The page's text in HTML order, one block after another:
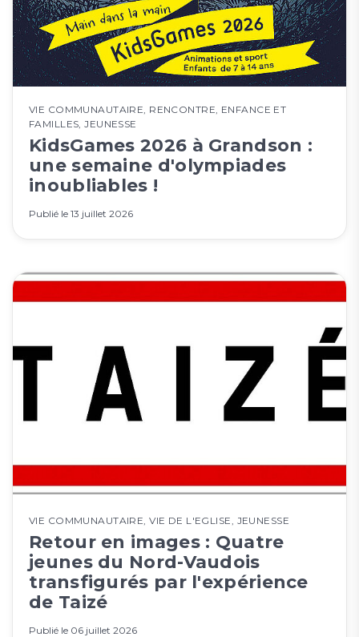
VIE COMMUNAUTAIRE RENCONTRE ENFANCE ET
FAMILLES ,JEUNESSE
KidsGames 2026 à Grandson :
une semaine d'olympiades
inoubliables !
Publié le 13 juillet 2026
VIE COMMUNAUTAIRE ,VIE DE L'EGLISE JEUNESSE
Retour en images : Quatre
jeunes du Nord-Vaudois
transfigurés par l'expérience
de Taizé
Publié le 06 juillet 2026